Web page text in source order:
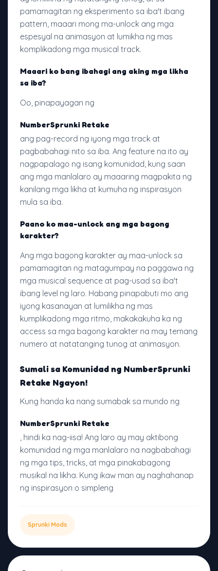
pamamagitan ng eksperimento sa iba't ibang
pattern, maaari mong ma-unlock ang mga
espesyal na animasyon at lumikha ng mas
komplikadong mga musical track.
Maaari ko bang ibahagi ang aking mga likha
sa iba?
Oo, pinapayagan ng
NumberSprunki Retake
ang pag-record ng iyong mga track at
pagbabahagi nito sa iba. Ang feature na ito ay
nagpapalago ng isang komunidad, kung saan
ang mga manlalaro ay maaaring magpakita ng
kanilang mga likha at kumuha ng inspirasyon
mula sa iba.
Paano ko maa-unlock ang mga bagong
karakter?
Ang mga bagong karakter ay maa-unlock sa
pamamagitan ng matagumpay na paggawa ng
mga musical sequence at pag-usad sa iba't
ibang level ng laro. Habang pinapabuti mo ang
iyong kasanayan at lumilikha ng mas
kumplikadong mga ritmo, makakakuha ka ng
access sa mga bagong karakter na may temang
numero at natatanging tunog at animasyon.
Sumali sa Komunidad ng NumberSprunki
Retake Ngayon!
Kung handa ka nang sumabak sa mundo ng
NumberSprunki Retake
, hindi ka nag-iisa! Ang laro ay may aktibong
komunidad ng mga manlalaro na nagbabahagi
ng mga tips, tricks, at mga pinakabagong
musikal na likha. Kung ikaw man ay naghahanap
ng inspirasyon o simpleng
Sprunki Mods